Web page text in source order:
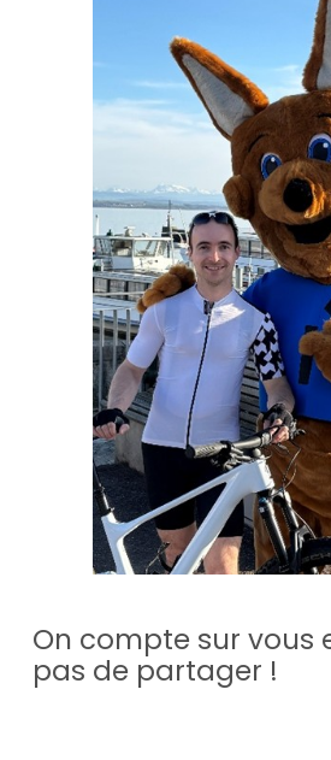
On compte sur vous
pas de partager !